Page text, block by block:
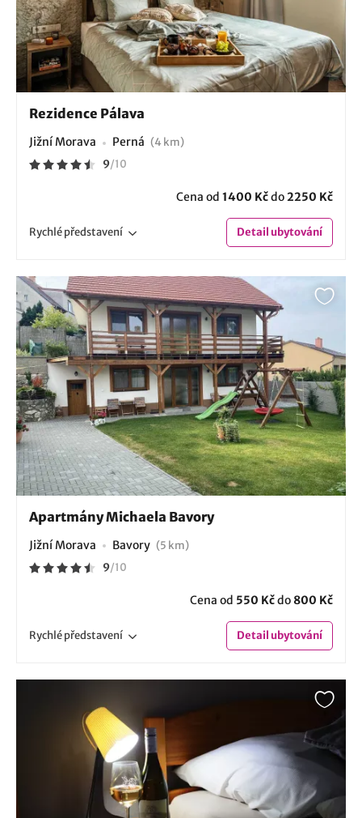
Rezidence Pálava
Jižní Morava Perná (4 km)
9/10
Cena od 1400 Kčdo2250 Kč
Rychlépředstavení Detailubytování
Apartmány Michaela Bavory
Jižní Morava Bavory (5 km)
9/10
Cena od 550 Kčdo 800 Kč
Rychlépředstavení Detailubytování